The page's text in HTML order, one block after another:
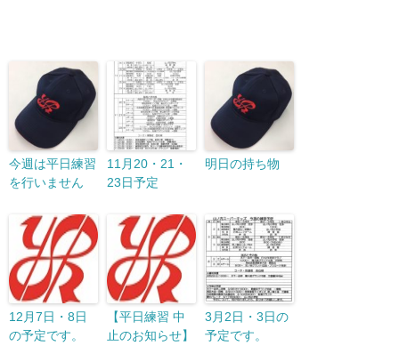
今週は平日練習
を行いません
11月20・21・
23日予定
明日の持ち物
12月7日・8日
の予定です。
【平日練習 中
止のお知らせ】
3月2日・3日の
予定です。